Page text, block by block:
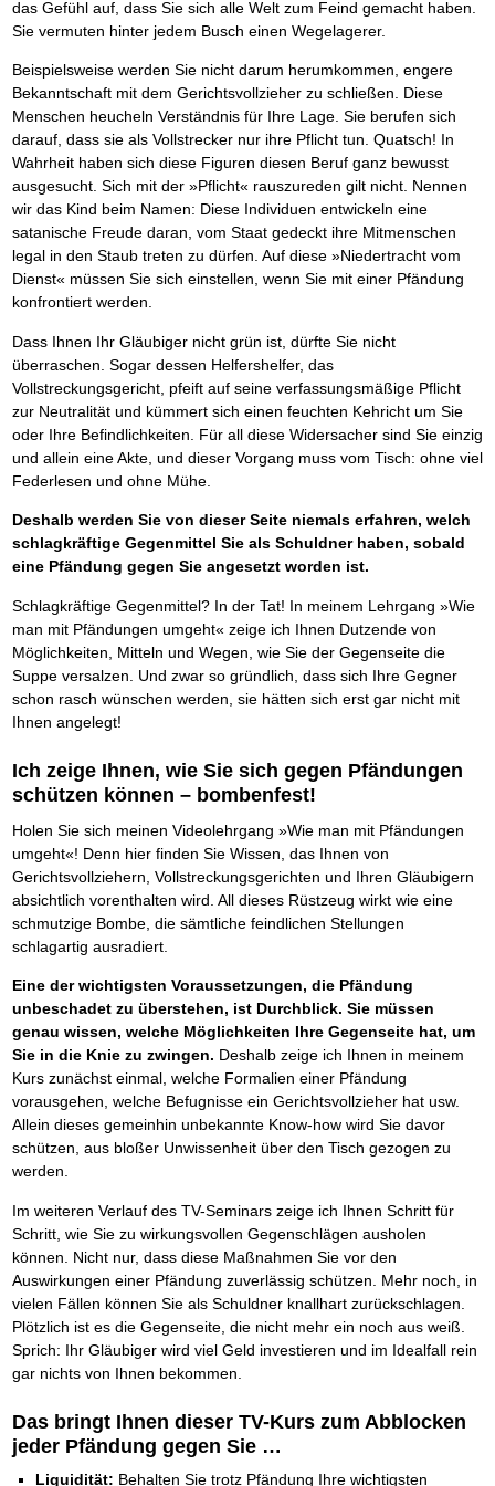
Ihren Zeitgewinn maximieren
GbR-Vertrag mit beschränkter Haftung
GbR als Einzelperson gründen
das Gefühl auf, dass Sie sich alle Welt zum Feind gemacht haben.
Sie vermuten hinter jedem Busch einen Wegelagerer.
Beispielsweise werden Sie nicht darum herumkommen, engere
Bekanntschaft mit dem Gerichtsvollzieher zu schließen. Diese
Menschen heucheln Verständnis für Ihre Lage. Sie berufen sich
darauf, dass sie als Vollstrecker nur ihre Pflicht tun. Quatsch! In
Wahrheit haben sich diese Figuren diesen Beruf ganz bewusst
ausgesucht. Sich mit der »Pflicht« rauszureden gilt nicht. Nennen
wir das Kind beim Namen: Diese Individuen entwickeln eine
satanische Freude daran, vom Staat gedeckt ihre Mitmenschen
legal in den Staub treten zu dürfen. Auf diese »Niedertracht vom
Dienst« müssen Sie sich einstellen, wenn Sie mit einer Pfändung
konfrontiert werden.
Dass Ihnen Ihr Gläubiger nicht grün ist, dürfte Sie nicht
überraschen. Sogar dessen Helfershelfer, das
Vollstreckungsgericht, pfeift auf seine verfassungsmäßige Pflicht
zur Neutralität und kümmert sich einen feuchten Kehricht um Sie
oder Ihre Befindlichkeiten. Für all diese Widersacher sind Sie einzig
und allein eine Akte, und dieser Vorgang muss vom Tisch: ohne viel
Federlesen und ohne Mühe.
Deshalb werden Sie von dieser Seite niemals erfahren, welch
schlagkräftige Gegenmittel Sie als Schuldner haben, sobald
eine Pfändung gegen Sie angesetzt worden ist.
Schlagkräftige Gegenmittel? In der Tat! In meinem Lehrgang »Wie
man mit Pfändungen umgeht« zeige ich Ihnen Dutzende von
Möglichkeiten, Mitteln und Wegen, wie Sie der Gegenseite die
Suppe versalzen. Und zwar so gründlich, dass sich Ihre Gegner
schon rasch wünschen werden, sie hätten sich erst gar nicht mit
Ihnen angelegt!
Ich zeige Ihnen, wie Sie sich gegen Pfändungen
schützen können – bombenfest!
Holen Sie sich meinen Videolehrgang »Wie man mit Pfändungen
umgeht«! Denn hier finden Sie Wissen, das Ihnen von
Gerichtsvollziehern, Vollstreckungsgerichten und Ihren Gläubigern
absichtlich vorenthalten wird. All dieses Rüstzeug wirkt wie eine
schmutzige Bombe, die sämtliche feindlichen Stellungen
schlagartig ausradiert.
Eine der wichtigsten Voraussetzungen, die Pfändung
unbeschadet zu überstehen, ist Durchblick. Sie müssen
genau wissen, welche Möglichkeiten Ihre Gegenseite hat, um
Sie in die Knie zu zwingen. Deshalb zeige ich Ihnen in meinem
Kurs zunächst einmal, welche Formalien einer Pfändung
vorausgehen, welche Befugnisse ein Gerichtsvollzieher hat usw.
Allein dieses gemeinhin unbekannte Know-how wird Sie davor
schützen, aus bloßer Unwissenheit über den Tisch gezogen zu
werden.
Im weiteren Verlauf des TV-Seminars zeige ich Ihnen Schritt für
Schritt, wie Sie zu wirkungsvollen Gegenschlägen ausholen
können. Nicht nur, dass diese Maßnahmen Sie vor den
Auswirkungen einer Pfändung zuverlässig schützen. Mehr noch, in
vielen Fällen können Sie als Schuldner knallhart zurückschlagen.
Plötzlich ist es die Gegenseite, die nicht mehr ein noch aus weiß.
Sprich: Ihr Gläubiger wird viel Geld investieren und im Idealfall rein
gar nichts von Ihnen bekommen.
Das bringt Ihnen dieser TV-Kurs zum Abblocken
jeder Pfändung gegen Sie …
Liquidität: Behalten Sie trotz Pfändung Ihre wichtigsten